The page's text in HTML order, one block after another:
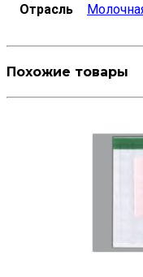
Отрасль
Похожие товары